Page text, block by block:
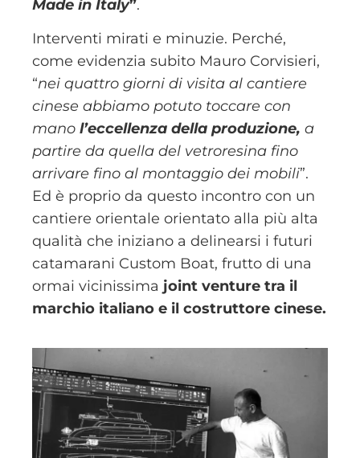
Made in Italy”.
Interventi mirati e minuzie. Perché,
come evidenzia subito Mauro Corvisieri,
“nei quattro giorni di visita al cantiere
cinese abbiamo potuto toccare con
mano l’eccellenza della produzione, a
partire da quella del vetroresina fino
arrivare fino al montaggio dei mobili”.
Ed è proprio da questo incontro con un
cantiere orientale orientato alla più alta
qualità che iniziano a delinearsi i futuri
catamarani Custom Boat, frutto di una
ormai vicinissima joint venture tra il
marchio italiano e il costruttore cinese.